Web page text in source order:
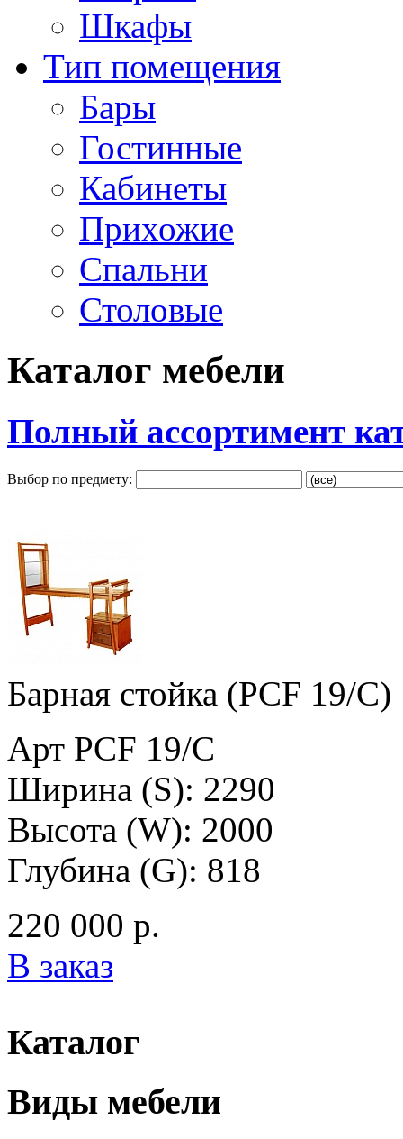
Шкафы
Тип помещения
Бары
Гостинные
Кабинеты
Прихожие
Спальни
Столовые
Каталог мебели
Полный ассортимент
Выбор по предмету:
Барная стойка (PCF 19/C)
Арт PCF 19/C
Ширина (S): 2290
Высота (W): 2000
Глубина (G): 818
220 000 р.
В заказ
Каталог
Виды мебели